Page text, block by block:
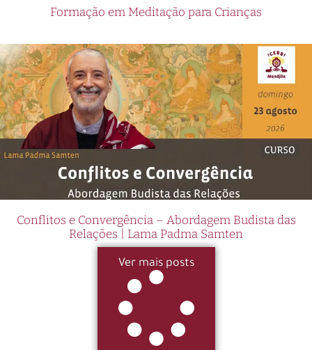
Formação em Meditação para Crianças
Conflitos e Convergência – Abordagem Budista das
Relações | Lama Padma Samten
Ver mais posts